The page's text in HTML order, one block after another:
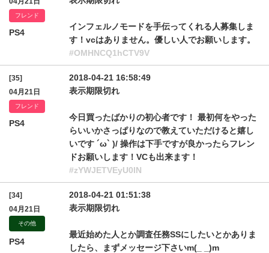
フレンド
PS4
インフェルノモードを手伝ってくれる人募集しま
す！vcはありません。優しい人でお願いします。
#OMHNCQ1hCTV9V
[35]
04月21日
フレンド
PS4
2018-04-21 16:58:49
表示期限切れ
今日買ったばかりの初心者です！ 最初何をやった
らいいかさっぱりなので教えていただけると嬉し
いです ´ω` )/ 操作は下手ですが良かったらフレン
ドお願いします！VCも出来ます！
#zYWJETVEyU0lN
[34]
04月21日
その他
PS4
2018-04-21 01:51:38
表示期限切れ
最近始めた人とか調査任務SSにしたいとかありま
したら、まずメッセージ下さいm(_ _)m